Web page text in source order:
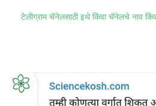
टेलीग्राम चॅनेलसाठी इथे किंवा चॅनेलचे नाव